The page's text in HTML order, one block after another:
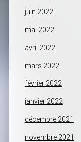
juin 2022
mai 2022
avril 2022
mars 2022
février 2022
janvier 2022
décembre 2021
novembre 2021